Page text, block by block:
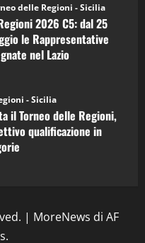
delle Regioni - Sicilia
2026 C5: dal 25
le Rappresentative
nel Lazio
- Sicilia
il Torneo delle Regioni,
qualificazione in
| MoreNews di AF